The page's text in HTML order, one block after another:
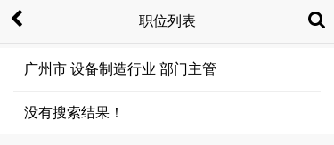
职位列表
广州市 设备制造行业 部门主管
没有搜索结果！